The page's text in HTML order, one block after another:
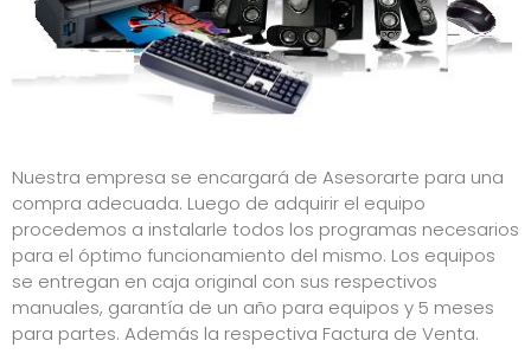
Nuestra empresa se encargará de Asesorarte para una
compra adecuada. Luego de adquirir el equipo
procedemos a instalarle todos los programas necesarios
para el óptimo funcionamiento del mismo. Los equipos
se entregan en caja original con sus respectivos
manuales, garantía de un año para equipos y 5 meses
para partes. Además la respectiva Factura de Venta.